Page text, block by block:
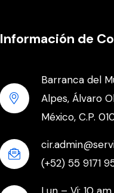
Información de
Barranca del
Alpes, Álvaro
México, C.P.
(+52) 55 9171